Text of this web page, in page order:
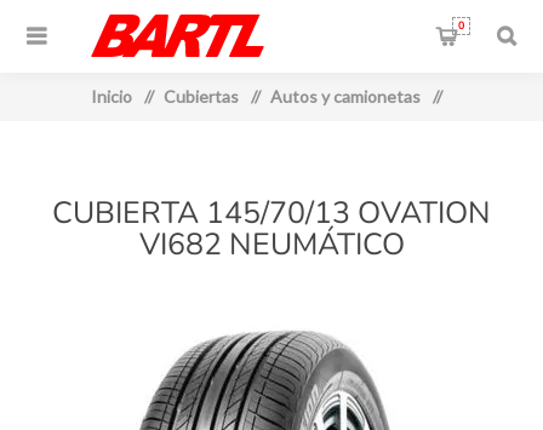
0
Inicio / Cubiertas / Autos y camionetas /
CUBIERTA 145/70/13 OVATION
VI682 NEUMÁTICO